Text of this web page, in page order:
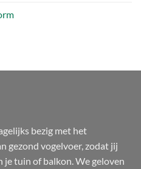
bezig met het
gezond vogelvoer, zodat jij
je tuin of balkon. We geloven